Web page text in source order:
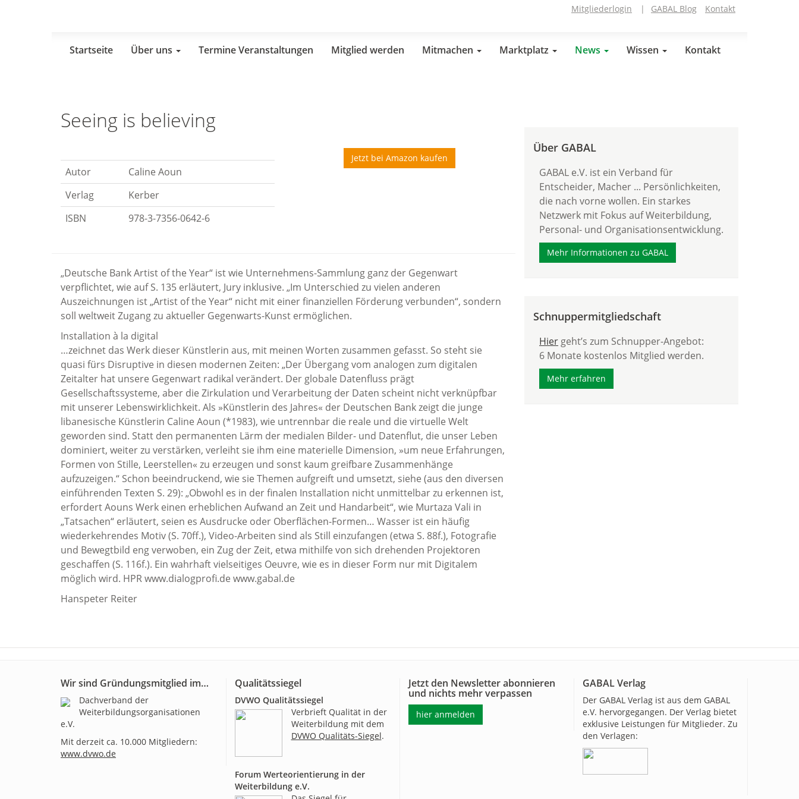
Mitgliederlogin | GABAL Blog Kontakt
Startseite Über uns Termine Veranstaltungen Mitglied werden Mitmachen Marktplatz News Wissen Kontakt
Seeing is believing
Autor
Caline Aoun
Verlag
Kerber
ISBN
978-3-7356-0642-6
Jetzt bei Amazon kaufen
„Deutsche Bank Artist of the Year“ ist wie Unternehmens-Sammlung ganz der Gegenwart
verpflichtet, wie auf S. 135 erläutert, Jury inklusive. „Im Unterschied zu vielen anderen
Auszeichnungen ist „Artist of the Year“ nicht mit einer finanziellen Förderung verbunden“, sondern
soll weltweit Zugang zu aktueller Gegenwarts-Kunst ermöglichen.
Installation à la digital
…zeichnet das Werk dieser Künstlerin aus, mit meinen Worten zusammen gefasst. So steht sie
quasi fürs Disruptive in diesen modernen Zeiten: „Der Übergang vom analogen zum digitalen
Zeitalter hat unsere Gegenwart radikal verändert. Der globale Datenfluss prägt
Gesellschaftssysteme, aber die Zirkulation und Verarbeitung der Daten scheint nicht verknüpfbar
mit unserer Lebenswirklichkeit. Als »Künstlerin des Jahres« der Deutschen Bank zeigt die junge
libanesische Künstlerin Caline Aoun (*1983), wie untrennbar die reale und die virtuelle Welt
geworden sind. Statt den permanenten Lärm der medialen Bilder- und Datenflut, die unser Leben
dominiert, weiter zu verstärken, verleiht sie ihm eine materielle Dimension, »um neue Erfahrungen,
Formen von Stille, Leerstellen« zu erzeugen und sonst kaum greifbare Zusammenhänge
aufzuzeigen.“ Schon beeindruckend, wie sie Themen aufgreift und umsetzt, siehe (aus den diversen
einführenden Texten S. 29): „Obwohl es in der finalen Installation nicht unmittelbar zu erkennen ist,
erfordert Aouns Werk einen erheblichen Aufwand an Zeit und Handarbeit“, wie Murtaza Vali in
„Tatsachen“ erläutert, seien es Ausdrucke oder Oberflächen-Formen… Wasser ist ein häufig
wiederkehrendes Motiv (S. 70ff.), Video-Arbeiten sind als Still einzufangen (etwa S. 88f.), Fotografie
und Bewegtbild eng verwoben, ein Zug der Zeit, etwa mithilfe von sich drehenden Projektoren
geschaffen (S. 116f.). Ein wahrhaft vielseitiges Oeuvre, wie es in dieser Form nur mit Digitalem
möglich wird. HPR www.dialogprofi.de www.gabal.de
Hanspeter Reiter
Über GABAL
GABAL e.V. ist ein Verband für
Entscheider, Macher ... Persönlichkeiten,
die nach vorne wollen. Ein starkes
Netzwerk mit Fokus auf Weiterbildung,
Personal- und Organisationsentwicklung.
Mehr Informationen zu GABAL
Schnuppermitgliedschaft
Hier geht’s zum Schnupper-Angebot:
6 Monate kostenlos Mitglied werden.
Mehr erfahren
Wir sind Gründungsmitglied im…
Dachverband der
Weiterbildungsorganisationen
e.V.
Mit derzeit ca. 10.000 Mitgliedern:
www.dvwo.de
Qualitätssiegel
DVWO Qualitätssiegel
Verbrieft Qualität in der
Weiterbildung mit dem
DVWO Qualitäts-Siegel.
Forum Werteorientierung in der
Weiterbildung e.V.
Jetzt den Newsletter abonnieren
und nichts mehr verpassen
hier anmelden
GABAL Verlag
Der GABAL Verlag ist aus dem GABAL
e.V. hervorgegangen. Der Verlag bietet
exklusive Leistungen für Mitglieder. Zu
den Verlagen: